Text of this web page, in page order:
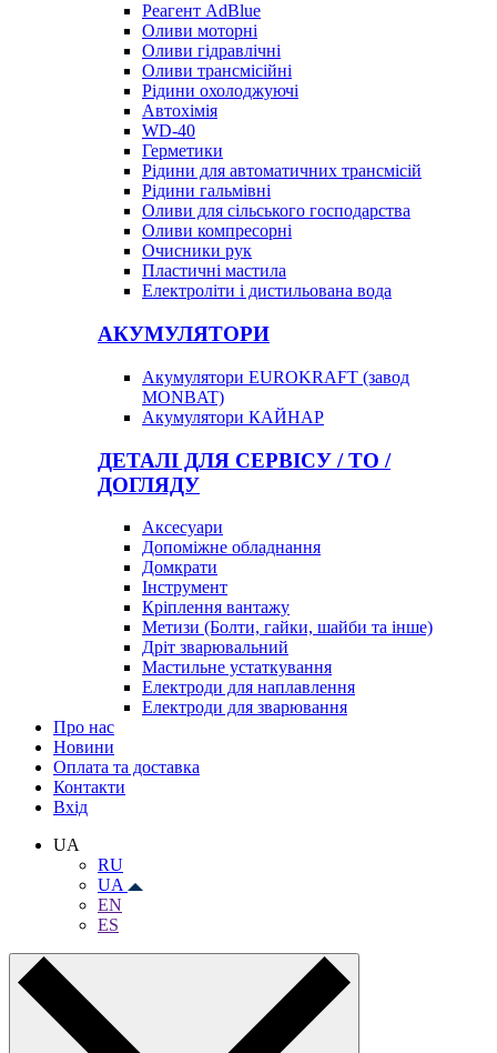
Реагент AdBlue
Оливи моторні
Оливи гідравлічні
Оливи трансмісійні
Рідини охолоджуючі
Автохімія
WD-40
Герметики
Рідини для автоматичних трансмісій
Рідини гальмівні
Оливи для сільського господарства
Оливи компресорні
Очисники рук
Пластичні мастила
Електроліти і дистильована вода
АКУМУЛЯТОРИ
Акумулятори EUROKRAFT (завод
MONBAT)
Акумулятори КАЙНАР
ДЕТАЛІ ДЛЯ СЕРВІСУ / ТО /
ДОГЛЯДУ
Аксесуари
Допоміжне обладнання
Домкрати
Інструмент
Кріплення вантажу
Метизи (Болти, гайки, шайби та інше)
Дріт зварювальний
Мастильне устаткування
Електроди для наплавлення
Електроди для зварювання
Про нас
Новини
Оплата та доставка
Контакти
Вхiд
UA
RU
UA
EN
ES